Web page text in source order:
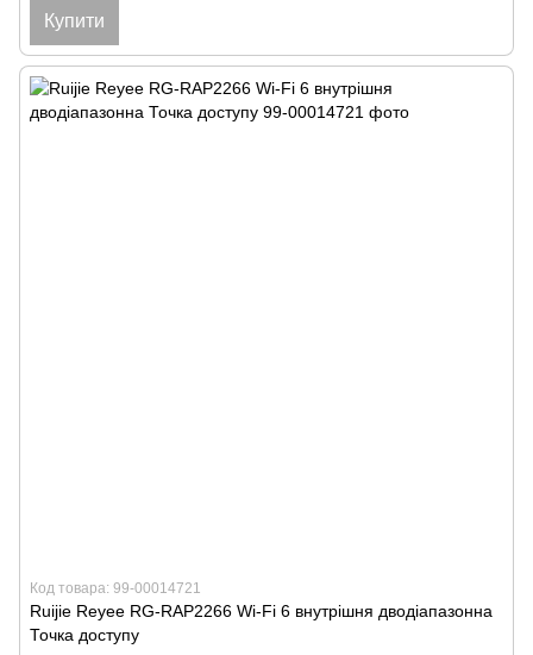
Купити
Код товара: 99-00014721
Ruijie Reyee RG-RAP2266 Wi-Fi 6 внутрішня дводіапазонна
Точка доступу